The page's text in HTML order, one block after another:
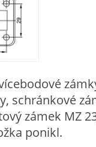
schránkové
zámek MZ
ponikl.